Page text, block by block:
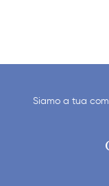
Siamo a tua